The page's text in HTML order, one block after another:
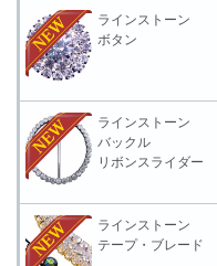
ラインストーン
ボタン
ラインストーン
バックル
リボンスライダー
ラインストーン
テープ・ブレード